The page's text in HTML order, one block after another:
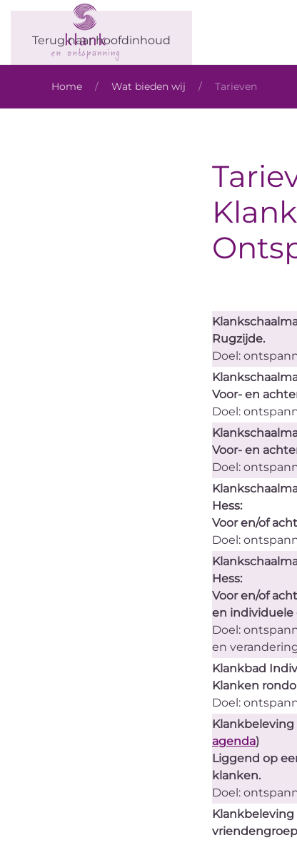
Terug naar hoofdinhoud
Home Wat bieden wij Tarieven
Rugzijde.
Doel:
Voor- en
Doel:
Voor- en
Doel:
Hess:
Voor en/of
Doel:
Hess:
Voor en/of
en individuele
Doel:
en
Klankbad
Klanken
Doel:
Klankbeleving
agenda)
Liggend op
klanken.
Doel: